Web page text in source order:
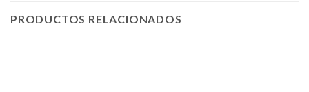
PRODUCTOS RELACIONADOS